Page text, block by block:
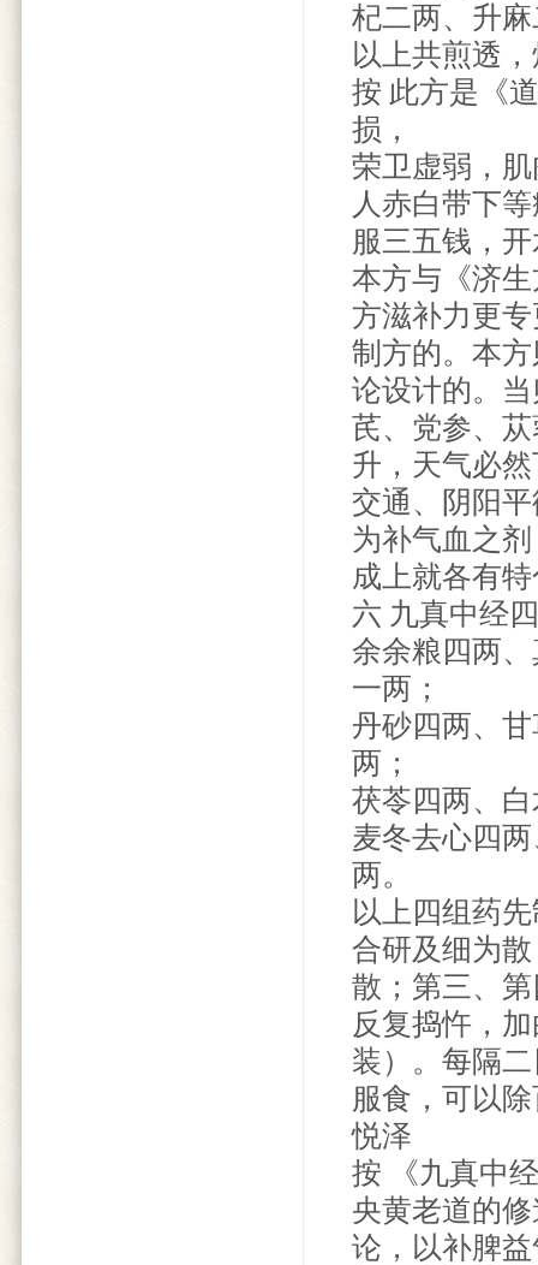
杞二两、升
以上共煎透
按 此方是《
损，
荣卫虚弱，
人赤白带下
服三五钱，
本方与《济
方滋补力更
制方的。本
论设计的。
芪、党参、
升，天气必
交通、阴阳
为补气血之
成上就各有
六 九真中经
余余粮四两
一两；
丹砂四两、
两；
茯苓四两、
麦冬去心四
两。
以上四组药
合研及细为
散；第三、
反复捣忤，
装）。每隔
服食，可以
悦泽
按 《九真中
央黄老道的
论，以补脾